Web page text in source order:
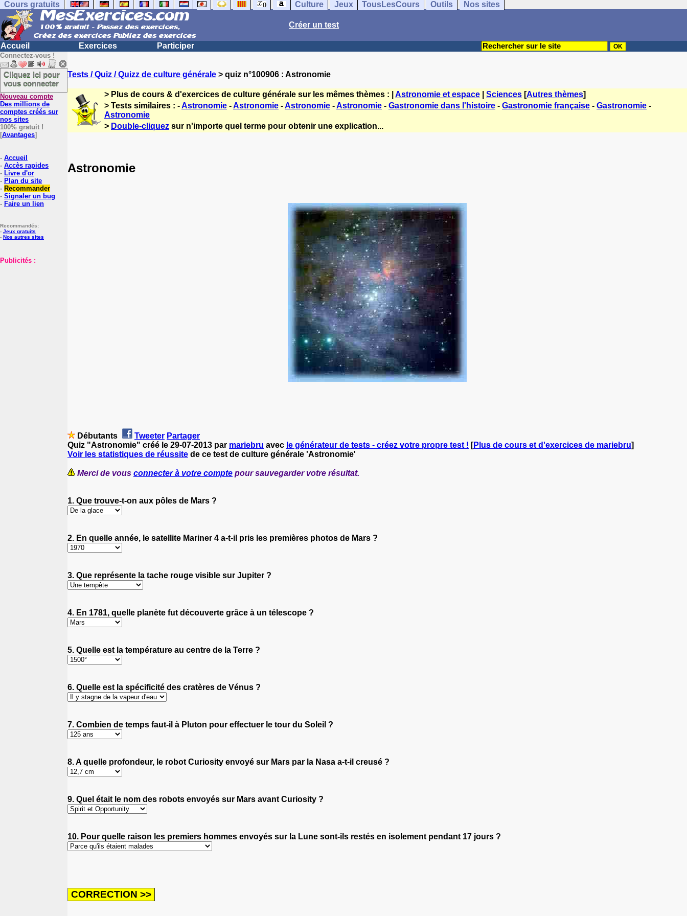
Cours gratuits Culture Jeux TousLesCours Outils Nos sites
Créer un test
Accueil Exercices Participer
Connectez-vous !
Cliquez ici pour
vous connecter
Nouveau compte
Des millions de
comptes créés sur
nos sites
100% gratuit !
[Avantages]
- Accueil
- Accès rapides
- Livre d'or
- Plan du site
- Recommander
- Signaler un bug
- Faire un lien
Recommandés:
- Jeux gratuits
- Nos autres sites
Publicités :
Tests / Quiz / Quizz de culture générale > quiz n°100906 : Astronomie
> Plus de cours & d'exercices de culture générale sur les mêmes thèmes : | Astronomie et espace Sciences [Autres thèmes]
> Tests similaires : -Astronomie -Astronomie -Astronomie -Astronomie - Gastronomie dans l'histoire - Gastronomie française - Gastronomie -
Astronomie
> Double-cliquez sur n'importe quel terme pour obtenir une explication...
Astronomie
Débutants Tweeter Partager
Quiz "Astronomie" créé le 29-07-2013 par mariebru avec le générateur de tests - créez votre propre test ! [Plus de cours et d'exercices de mariebru]
Voir les statistiques de réussite de ce test de culture générale 'Astronomie'
Merci de vous connecter à votre compte pour sauvegarder votre résultat.
1. Que trouve-t-on aux pôles de Mars ?
2. En quelle année, le satellite Mariner 4 a-t-il pris les premières photos de Mars ?
3. Que représente la tache rouge visible sur Jupiter ?
4. En 1781, quelle planète fut découverte grâce à un télescope ?
5. Quelle est la température au centre de la Terre ?
6. Quelle est la spécificité des cratères de Vénus ?
7. Combien de temps faut-il à Pluton pour effectuer le tour du Soleil ?
8. A quelle profondeur, le robot Curiosity envoyé sur Mars par la Nasa a-t-il creusé ?
9. Quel était le nom des robots envoyés sur Mars avant Curiosity ?
10. Pour quelle raison les premiers hommes envoyés sur la Lune sont-ils restés en isolement pendant 17 jours ?